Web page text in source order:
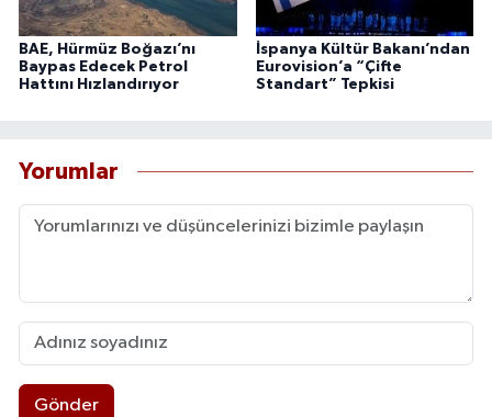
BAE, Hürmüz Boğazı’nı
Baypas Edecek Petrol
Hattını Hızlandırıyor
İspanya Kültür Bakanı’ndan
Eurovision’a “Çifte
Standart” Tepkisi
Yorumlar
Gönder